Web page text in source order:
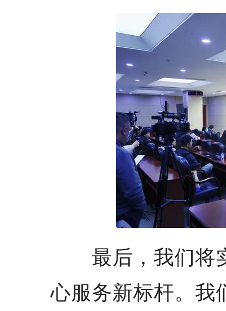
最后，我们将
心服务新标杆。我